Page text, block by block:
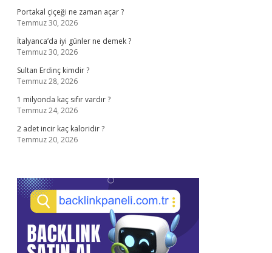
Portakal çiçeği ne zaman açar ?
Temmuz 30, 2026
İtalyanca’da iyi günler ne demek ?
Temmuz 30, 2026
Sultan Erdinç kimdir ?
Temmuz 28, 2026
1 milyonda kaç sıfır vardır ?
Temmuz 24, 2026
2 adet incir kaç kaloridir ?
Temmuz 20, 2026